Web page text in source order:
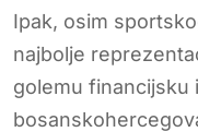
Ipak, osim
najbolje
golemu financijsku